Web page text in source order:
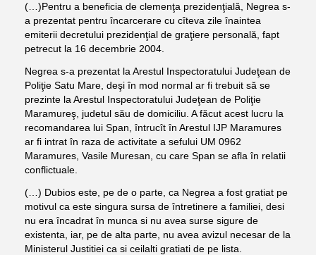
(…)Pentru a beneficia de clemenţa prezidenţială, Negrea s-
a prezentat pentru încarcerare cu cîteva zile înaintea
emiterii decretului prezidenţial de graţiere personală, fapt
petrecut la 16 decembrie 2004.
Negrea s-a prezentat la Arestul Inspectoratului Judeţean de
Poliţie Satu Mare, deşi în mod normal ar fi trebuit să se
prezinte la Arestul Inspectoratului Judeţean de Poliţie
Maramureş, judetul său de domiciliu. A făcut acest lucru la
recomandarea lui Span, întrucît în Arestul IJP Maramures
ar fi intrat în raza de activitate a sefului UM 0962
Maramures, Vasile Muresan, cu care Span se afla în relatii
conflictuale.
(…) Dubios este, pe de o parte, ca Negrea a fost gratiat pe
motivul ca este singura sursa de întretinere a familiei, desi
nu era încadrat în munca si nu avea surse sigure de
existenta, iar, pe de alta parte, nu avea avizul necesar de la
Ministerul Justitiei ca si ceilalti gratiati de pe lista.